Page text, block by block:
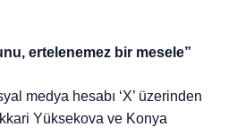
ertelenemez bir mesele”
medya hesabı ‘X’ üzerinden
Yüksekova ve Konya